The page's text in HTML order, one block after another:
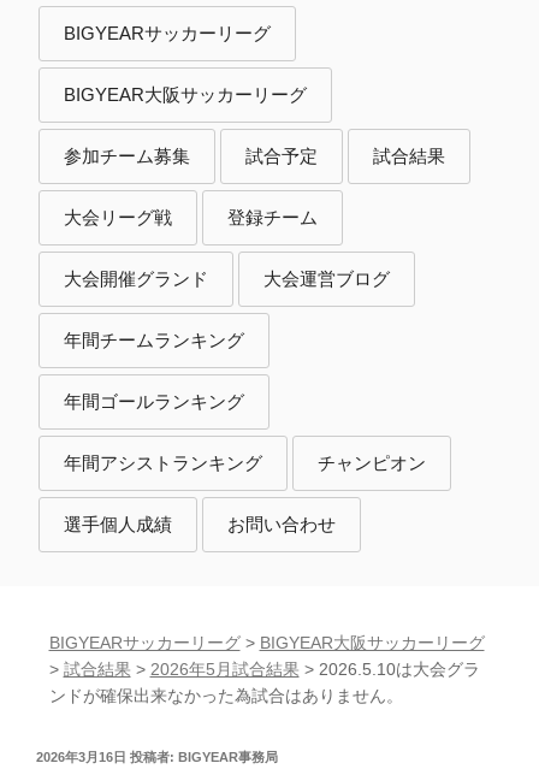
BIGYEARサッカーリーグ
BIGYEAR大阪サッカーリーグ
参加チーム募集 試合予定 試合結果
大会リーグ戦 登録チーム
大会開催グランド 大会運営ブログ
年間チームランキング
年間ゴールランキング
年間アシストランキング チャンピオン
選手個人成績 お問い合わせ
BIGYEARサッカーリーグ> BIGYEAR大阪サッカーリーグ
> 試合結果 > 2026年5月試合結果 > 2026.5.10は大会グラ
ンドが確保出来なかった為試合はありません。
投
2026年3月16日 投稿者: BIGYEAR事務局